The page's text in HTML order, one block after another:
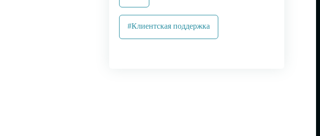
#Клиентская поддержка